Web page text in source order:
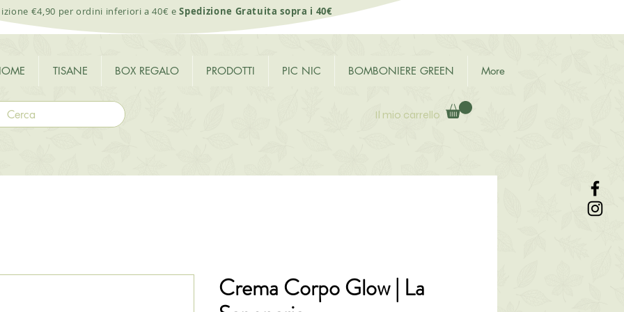
TISANE BOX REGALO PRODOTTI PIC NIC BOMBONIERE GREEN More
Il mio carrello
€4,90 per ordini inferiori a 40€ eSpedizione Gratuita sopra i 40€
Crema Corpo Glow | La